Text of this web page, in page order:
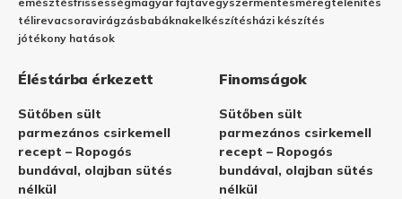
télirevacsoravirágzásbabáknakelkészítésházi készítés
jótékony hatások
Éléstárba érkezett
Sütőben sült
parmezános csirkemell
recept – Ropogós
bundával, olajban sütés
nélkül
Finomságok
Sütőben sült
parmezános csirkemell
recept – Ropogós
bundával, olajban sütés
nélkül